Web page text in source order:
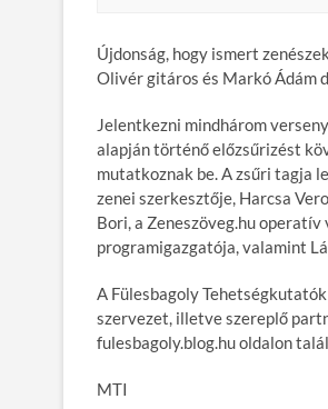
Újdonság, hogy ismert
Olivér gitáros és Markó Ádám
Jelentkezni mindhárom
alapján történő előzsűrizést
mutatkoznak be. A zsűri tagja
zenei szerkesztője, Harcsa
Bori, a Zeneszöveg.hu
programigazgatója, valamint
A Fülesbagoly
szervezet, illetve szereplő
fulesbagoly.blog.hu oldalon
MTI